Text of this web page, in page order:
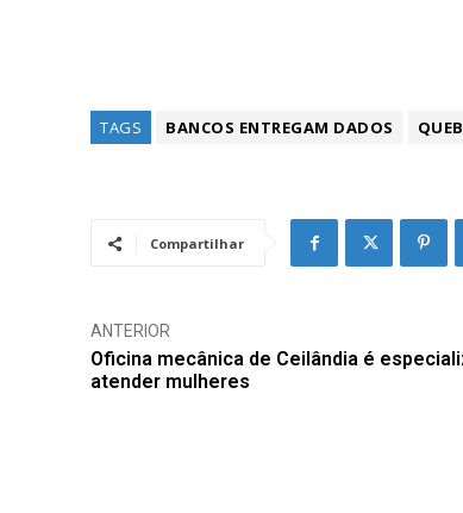
TAGS BANCOS ENTREGAM DADOS
Compartilhar
ANTERIOR
Oficina mecânica de Ceilândia é
atender mulheres